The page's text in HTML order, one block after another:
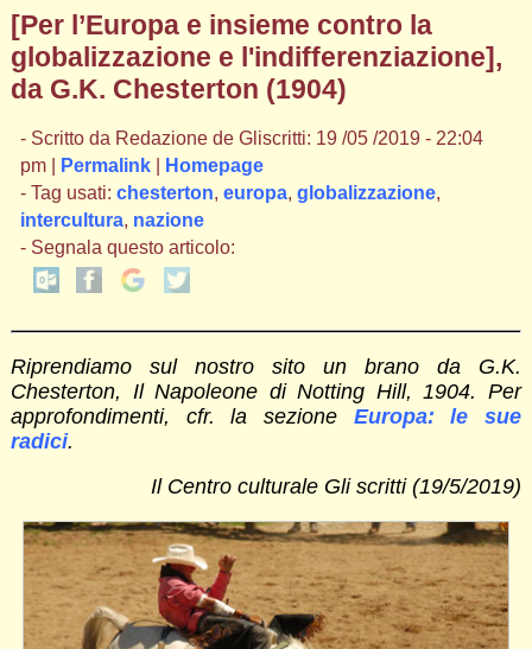
[Per l’Europa e insieme contro la
globalizzazione e l'indifferenziazione],
da G.K. Chesterton (1904)
- Scritto da Redazione de Gliscritti: 19 /05 /2019 - 22:04
pm |
Permalink|
Homepage
- Tag usati: chesterton, europa, globalizzazione,
intercultura, nazione
- Segnala questo articolo:
Riprendiamo sul nostro sito un brano da G.K.
Chesterton, Il Napoleone di Notting Hill, 1904. Per
approfondimenti, cfr. la sezione Europa: le sue
radici.
Il Centro culturale Gli scritti (19/5/2019)